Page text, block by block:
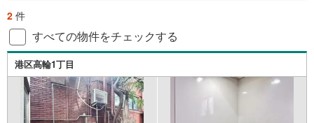
2 件
すべての物件をチェックする
港区高輪1丁目